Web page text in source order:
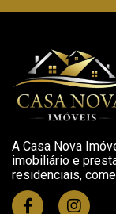
A Casa Nova
imobiliário e
residenciais,